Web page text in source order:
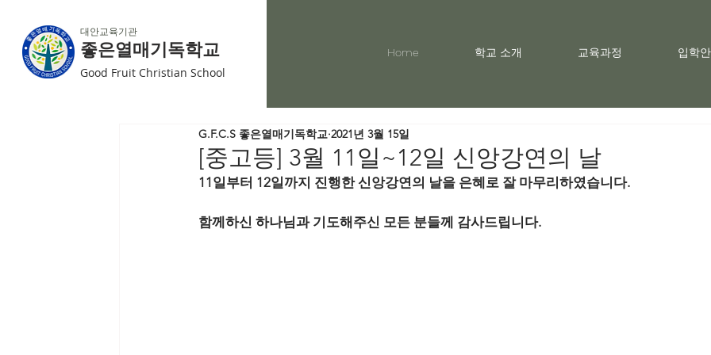
대안교육기관
좋은열매기독학교
Good Fruit Christian School
Home 학교 소개 교육과정 입학
[중고등] 3월 11일~12일 신앙강연의 날
G.F.C.S 좋은열매기독학교 2021년 3월 15일
11일부터 12일까지 진행한 신앙강연의 날을 은혜로 잘 마무리하였습니다.
함께하신 하나님과 기도해주신 모든 분들께 감사드립니다.